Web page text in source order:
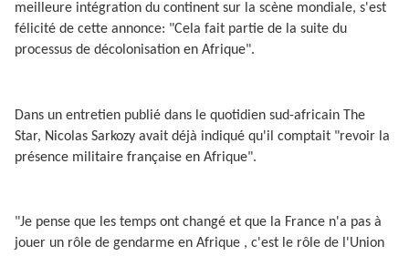
meilleure intégration du continent sur la scène mondiale, s'est
félicité de cette annonce: "Cela fait partie de la suite du
processus de décolonisation en Afrique".
Dans un entretien publié dans le quotidien sud-africain The
Star, Nicolas Sarkozy avait déjà indiqué qu'il comptait "revoir la
présence militaire française en Afrique".
"Je pense que les temps ont changé et que la France n'a pas à
jouer un rôle de gendarme en Afrique , c'est le rôle de l'Union